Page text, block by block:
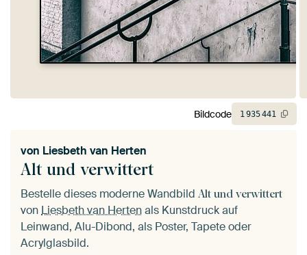
Alt und verwittert
von Liesbeth van Herten
Bestelle dieses moderne Wandbild Alt und verwittert
vonLiesbeth van Hertenals Kunstdruck auf
Leinwand, Alu-Dibond, als Poster, Tapete oder
Acrylglasbild.
Bildcode 1935441